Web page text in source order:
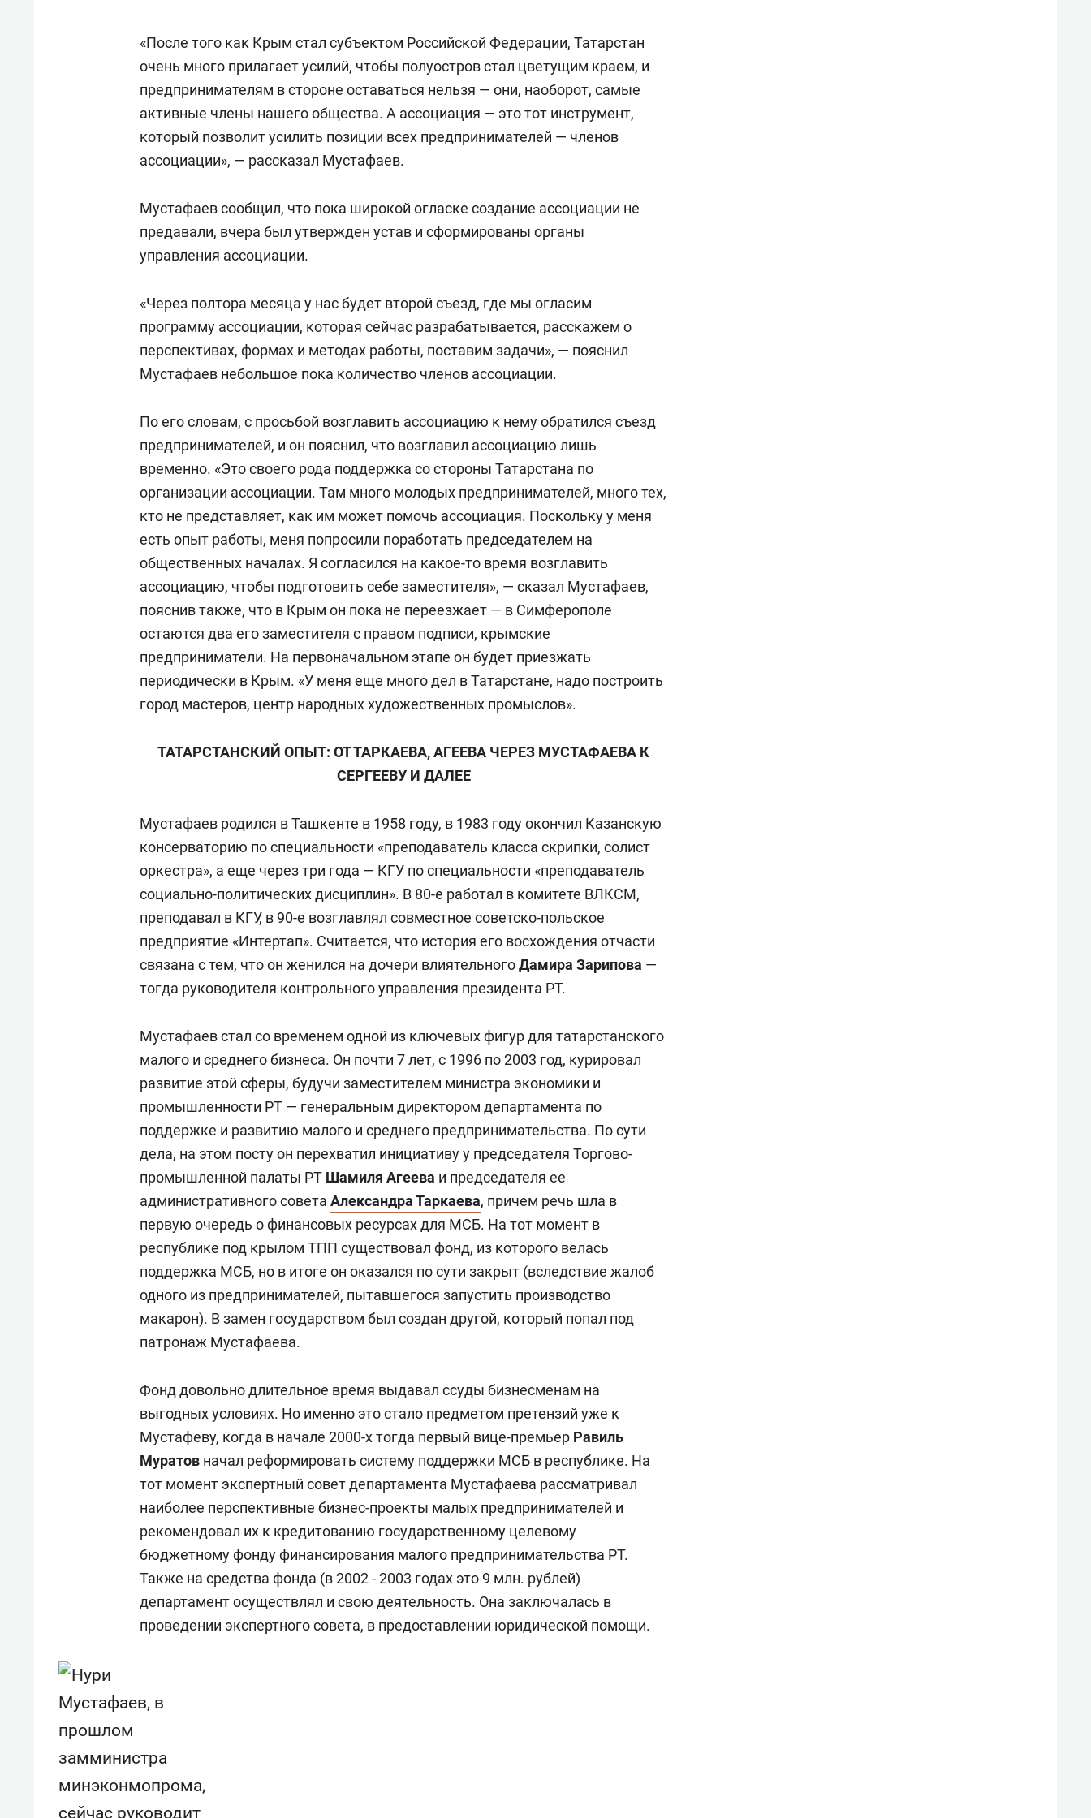
«После того как Крым стал субъектом Российской Федерации, Татарстан
очень много прилагает усилий, чтобы полуостров стал цветущим краем, и
предпринимателям в стороне оставаться нельзя — они, наоборот, самые
активные члены нашего общества. А ассоциация — это тот инструмент,
который позволит усилить позиции всех предпринимателей — членов
ассоциации», — рассказал Мустафаев.
Мустафаев сообщил, что пока широкой огласке создание ассоциации не
предавали, вчера был утвержден устав и сформированы органы
управления ассоциации.
«Через полтора месяца у нас будет второй съезд, где мы огласим
программу ассоциации, которая сейчас разрабатывается, расскажем о
перспективах, формах и методах работы, поставим задачи», — пояснил
Мустафаев небольшое пока количество членов ассоциации.
По его словам, с просьбой возглавить ассоциацию к нему обратился съезд
предпринимателей, и он пояснил, что возглавил ассоциацию лишь
временно. «Это своего рода поддержка со стороны Татарстана по
организации ассоциации. Там много молодых предпринимателей, много тех,
кто не представляет, как им может помочь ассоциация. Поскольку у меня
есть опыт работы, меня попросили поработать председателем на
общественных началах. Я согласился на какое-то время возглавить
ассоциацию, чтобы подготовить себе заместителя», — сказал Мустафаев,
пояснив также, что в Крым он пока не переезжает — в Симферополе
остаются два его заместителя с правом подписи, крымские
предприниматели. На первоначальном этапе он будет приезжать
периодически в Крым. «У меня еще много дел в Татарстане, надо построить
город мастеров, центр народных художественных промыслов».
ТАТАРСТАНСКИЙ ОПЫТ: ОТ ТАРКАЕВА, АГЕЕВА ЧЕРЕЗ МУСТАФАЕВА К
СЕРГЕЕВУ И ДАЛЕЕ
Мустафаев родился в Ташкенте в 1958 году, в 1983 году окончил Казанскую
консерваторию по специальности «преподаватель класса скрипки, солист
оркестра», а еще через три года — КГУ по специальности «преподаватель
социально-политических дисциплин». В 80-е работал в комитете ВЛКСМ,
преподавал в КГУ, в 90-е возглавлял совместное советско-польское
предприятие «Интертап». Считается, что история его восхождения отчасти
связана с тем, что он женился на дочери влиятельногоДамира Зарипова —
тогда руководителя контрольного управления президента РТ.
Мустафаев стал со временем одной из ключевых фигур для татарстанского
малого и среднего бизнеса. Он почти 7 лет, с 1996 по 2003 год, курировал
развитие этой сферы, будучи заместителем министра экономики и
промышленности РТ — генеральным директором департамента по
поддержке и развитию малого и среднего предпринимательства. По сути
дела, на этом посту он перехватил инициативуу председателя Торгово-
промышленной палаты РТ Шамиля Агеева и председателя ее
административного совета Александра Таркаева, причем речь шла в
первую очередь о финансовых ресурсах для МСБ. На тот момент в
республике под крылом ТПП существовал фонд, из которого велась
поддержка МСБ, но в итоге он оказался по сути закрыт (вследствие жалоб
одного из предпринимателей, пытавшегося запустить производство
макарон). В замен государством был создан другой, который попал под
патронаж Мустафаева.
Фонд довольно длительное время выдавал ссуды бизнесменам на
выгодных условиях. Но именно это стало предметом претензий уже к
Мустафеву, когда в начале 2000-х тогда первый вице-премьер Равиль
Муратов начал реформировать систему поддержки МСБ в республике. На
тот момент экспертный совет департамента Мустафаева рассматривал
наиболее перспективные бизнес-проекты малых предпринимателей и
рекомендовал их к кредитованию государственному целевому
бюджетному фонду финансирования малого предпринимательства РТ.
Также на средства фонда (в 2002 - 2003 годах это 9 млн. рублей)
департамент осуществлял и свою деятельность. Она заключалась в
проведении экспертного совета, в предоставлении юридической помощи.